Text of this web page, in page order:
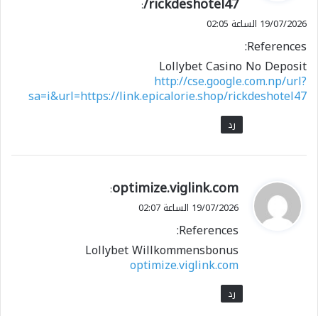
ل
:
19/07/2026 الساعة 02:05
References:
Lollybet Casino No Deposit
http://cse.google.com.np/url?
sa=i&url=https://link.epicalorie.shop/rickdeshotel47
رد
ي
ق
ل
optimize.viglink.com
:
19/07/2026 الساعة 02:07
References:
Lollybet Willkommensbonus
optimize.viglink.com
رد